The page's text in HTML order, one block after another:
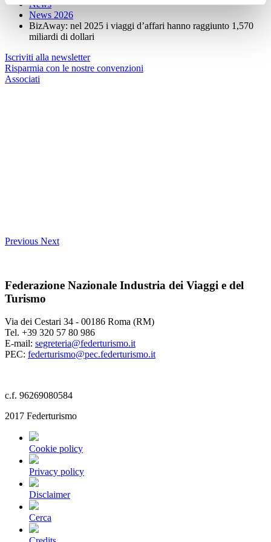
News
News 2026
BizAway: nel 2025 i viaggi d’affari hanno raggiunto 1,570
miliardi di dollari
Iscriviti alla newsletter
Risparmia con le nostre convenzioni
Associati
Previous Next
Federazione Nazionale Industria dei Viaggi e del
Turismo
Via dei Cestari 34 - 00186 Roma (RM)
Tel. +39 320 57 80 986
E-mail: segreteria@federturismo.it
PEC: federturismo@pec.federturismo.it
c.f. 96269080584
2017 Federturismo
Cookie policy
Privacy policy
Disclaimer
Cerca